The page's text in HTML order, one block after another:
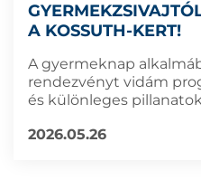
A KOSSUTH-KERT!
A gyermeknap
rendezvényt vidám
és különleges
2026.05.26